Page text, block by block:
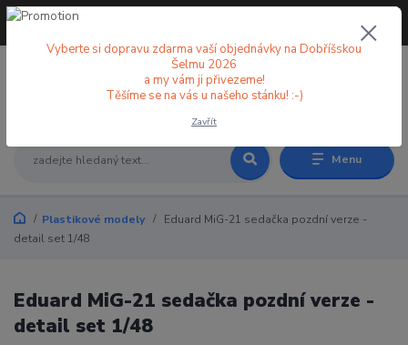
Menu
+420 773 998 582
Plastikové modely
Eduard MiG-21 sedačka pozdní verze -
detail set 1/48
Eduard MiG-21 sedačka pozdní verze -
detail set 1/48
Vyberte si dopravu zdarma vaší objednávky na Dobříšskou
Šelmu 2026
a my vám ji přivezeme!
Těšíme se na vás u našeho stánku! :-)
Zavřít